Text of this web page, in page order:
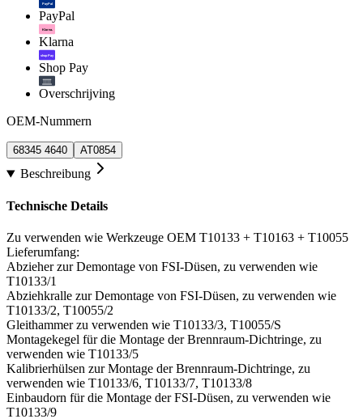
PayPal
PayPal
Klarna.
Klarna
shop Pay
Shop Pay
Overschrijving
OEM-Nummern
68345 4640 AT0854
Beschreibung
Technische Details
Zu verwenden wie Werkzeuge OEM T10133 + T10163 + T10055
Lieferumfang:
Abzieher zur Demontage von FSI-Düsen, zu verwenden wie
T10133/1
Abziehkralle zur Demontage von FSI-Düsen, zu verwenden wie
T10133/2, T10055/2
Gleithammer zu verwenden wie T10133/3, T10055/S
Montagekegel für die Montage der Brennraum-Dichtringe, zu
verwenden wie T10133/5
Kalibrierhülsen zur Montage der Brennraum-Dichtringe, zu
verwenden wie T10133/6, T10133/7, T10133/8
Einbaudorn für die Montage der FSI-Düsen, zu verwenden wie
T10133/9